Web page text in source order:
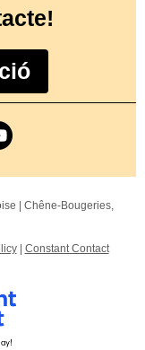
Chêne-Bougeries,
| Constant Contact